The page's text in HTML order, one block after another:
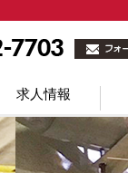
求人情報